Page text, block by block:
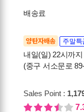
배송료
양탄자배송 주말특
내일(일) 22시까
(중구 서소문로
Sales Point :